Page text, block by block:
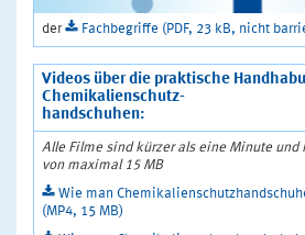
der Fachbegriffe (PDF, 23 kB, nicht
Videos über die praktische
Chemikalienschutz-
handschuhen:
Alle Filme sind kürzer als eine Minute und
von maximal 15 MB
Wie man
(MP4, 15 MB)